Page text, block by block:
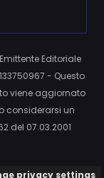
Editoriale
- Questo
viene aggiornato
considerarsi un
del 07.03.2001
privacy settings